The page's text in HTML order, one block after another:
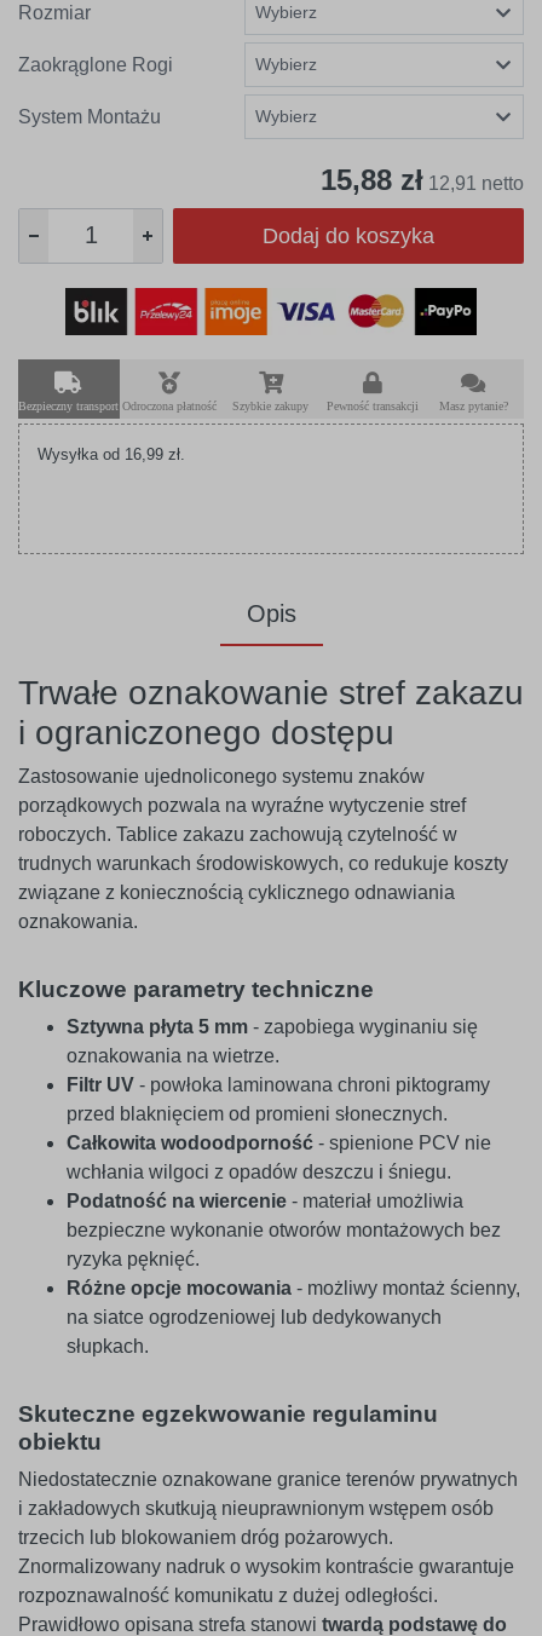
Rozmiar
Zaokrąglone Rogi
System Montażu
15,88 zł 12,91 netto
Dodaj do koszyka
Bezpieczny transport Odroczona płatność Szybkie zakupy Pewność transakcji Masz pytanie?
Wysyłka od 16,99 zł.
Opis
Trwałe oznakowanie stref zakazu
i ograniczonego dostępu
Zastosowanie ujednoliconego systemu znaków
porządkowych pozwala na wyraźne wytyczenie stref
roboczych. Tablice zakazu zachowują czytelność w
trudnych warunkach środowiskowych, co redukuje koszty
związane z koniecznością cyklicznego odnawiania
oznakowania.
Kluczowe parametry techniczne
Sztywna płyta 5 mm - zapobiega wyginaniu się
oznakowania na wietrze.
Filtr UV - powłoka laminowana chroni piktogramy
przed blaknięciem od promieni słonecznych.
Całkowita wodoodporność - spienione PCV nie
wchłania wilgoci z opadów deszczu i śniegu.
Podatność na wiercenie - materiał umożliwia
bezpieczne wykonanie otworów montażowych bez
ryzyka pęknięć.
Różne opcje mocowania - możliwy montaż ścienny,
na siatce ogrodzeniowej lub dedykowanych
słupkach.
Skuteczne egzekwowanie regulaminu
obiektu
Niedostatecznie oznakowane granice terenów prywatnych
i zakładowych skutkują nieuprawnionym wstępem osób
trzecich lub blokowaniem dróg pożarowych.
Znormalizowany nadruk o wysokim kontraście gwarantuje
rozpoznawalność komunikatu z dużej odległości.
Prawidłowo opisana strefa stanowi twardą podstawę do